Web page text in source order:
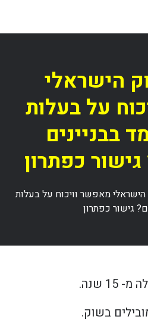
הישראלי
על בעלות
בבניינים
כפתרון
מאפשר וויכוח על בעלות
גישור כפתרון
שנה.
בשוק.